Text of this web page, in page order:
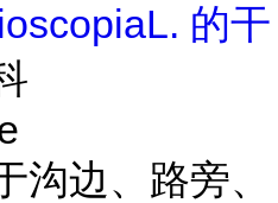
的干
沟边、路旁、